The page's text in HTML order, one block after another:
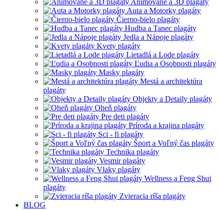
Animované a 3D plagáty
Auta a Motorky plagáty
Čierno-bielo plagáty
Hudba a Tanec plagáty
Jedla a Nápoje plagáty
Kvety plagáty
Lietadlá a Lode plagáty
Ľudia a Osobnosti plagáty
Masky plagáty
Mestá a architektúra
plagáty
Objekty a Detaily plagáty
Oheň plagáty
Pre deti plagáty
Príroda a krajina plagáty
Sci - fi plagáty
Šport a Voľný čas plagáty
Technika plagáty
Vesmir plagáty
Vlaky plagáty
Wellness a Feng Shui
plagáty
Zvieracia ríša plagáty
BLOG